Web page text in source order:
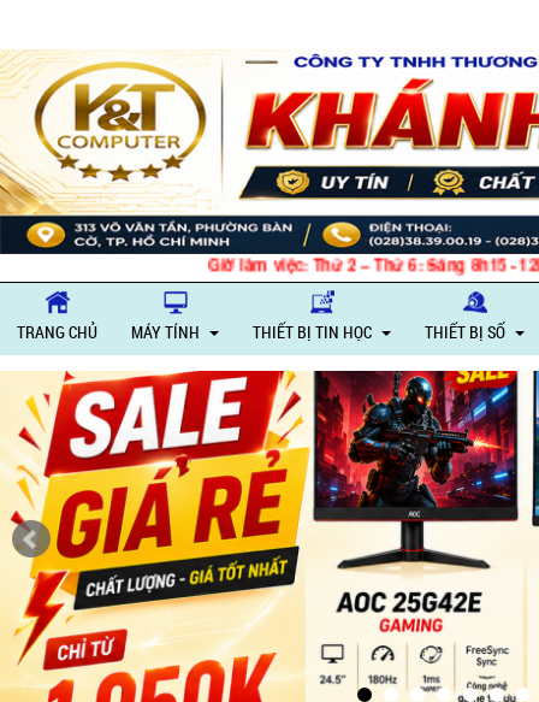
Giờ làm việc: Thứ 2 – Thứ 6: Sáng 8h15 -
TRANG CHỦ MÁY TÍNH THIẾT BỊ TIN HỌC THIẾT BỊ SỐ